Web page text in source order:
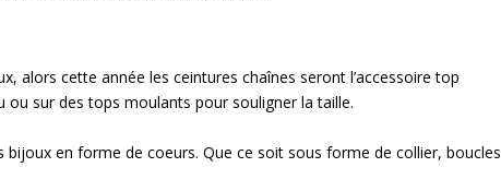
alors cette année les ceintures chaînes seront l’accessoire top
ou sur des tops moulants pour souligner la taille.
bijoux en forme de coeurs. Que ce soit sous forme de collier, boucles